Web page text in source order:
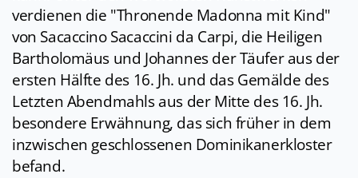
verdienen die "Thronende Madonna mit Kind"
von Sacaccino Sacaccini da Carpi, die Heiligen
Bartholomäus und Johannes der Täufer aus der
ersten Hälfte des 16. Jh. und das Gemälde des
Letzten Abendmahls aus der Mitte des 16. Jh.
besondere Erwähnung, das sich früher in dem
inzwischen geschlossenen Dominikanerkloster
befand.